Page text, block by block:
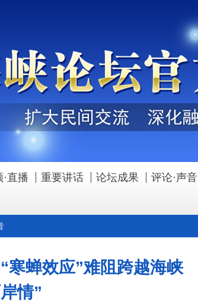
直播 重要讲话 论坛成果 评论·声音
寒蝉效应”难阻跨越海峡
情”